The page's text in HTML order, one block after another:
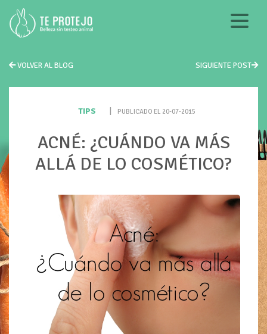
VOLVER AL BLOG SIGUIENTE POST
TIPS PUBLICADO EL 20-07-2015
ACNÉ: ¿CUÁNDO VA MÁS
ALLÁ DE LO COSMÉTICO?